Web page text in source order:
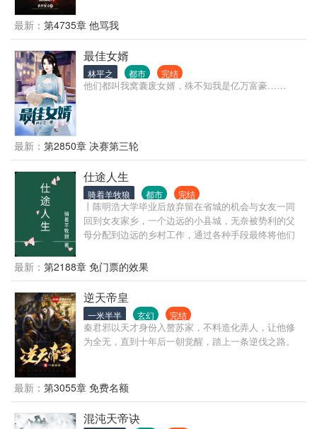
最新： 第4735章 他骂我
最佳女婿
林平之 都市 完结
他们都叫我窝囊废女婿，殊不知我是亿万富豪……
最新： 第2850章 决赛第三轮
仕途人生
骑着羊牧狼 都市 完结
丨陈明浩大学毕业后放弃留在省城的机会与女友一同
回到女友家乡，一个边远的小县城，无奈被势利的父
母分配到边远的乡村工作，通过各种手段最终将他们
在背景的支持和自己的努力之下，一路披荆斩棘，仕
途高歌，做到了封疆大吏，实现了他仕途之初许下
的“当官不为民做主，不如回家卖红薯”的初心誓言。
最新： 第2188章 免门票的效果
逆天帝皇
一米半半 玄幻 完结
秦君邪以天才身份入赘苏家，不料造化弄人，让他修
为全无，直到十年后一朝觉醒，踏上一条逆伐之路。
最新： 第3055章 免费名额
混沌天帝诀